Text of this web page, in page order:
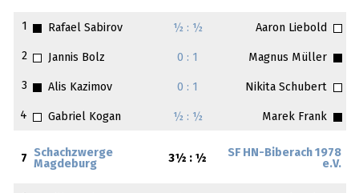
1 Rafael Sabirov ½ : ½ Aaron Liebold
2 Jannis Bolz 0 : 1 Magnus Müller
3 Alis Kazimov 0 : 1 Nikita Schubert
4 Gabriel Kogan ½ : ½ Marek Frank
7
Schachzwerge
Magdeburg
3½ : ½
SF HN-Biberach 1978
e.V.